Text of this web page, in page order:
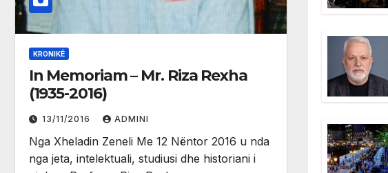
KRONIKË
In Memoriam – Mr. Riza Rexha
(1935-2016)
13/11/2016 ADMINI
Nga Xheladin Zeneli Me 12 Nëntor 2016 u nda
nga jeta, intelektuali, studiusi dhe historiani i